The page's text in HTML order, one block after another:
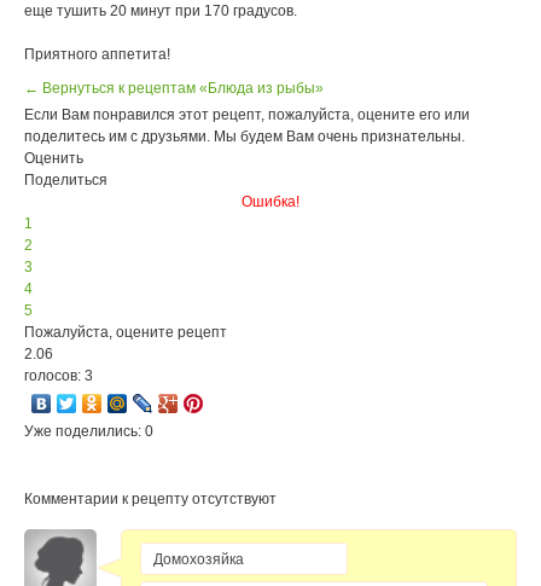
еще тушить 20 минут при 170 градусов.
Приятного аппетита!
← Вернуться к рецептам «Блюда из рыбы»
Если Вам понравился этот рецепт, пожалуйста, оцените его или
поделитесь им с друзьями. Мы будем Вам очень признательны.
Оценить
Поделиться
Ошибка!
1
2
3
4
5
Пожалуйста, оцените рецепт
2.06
голосов: 3
Уже поделились: 0
Комментарии к рецепту отсутствуют